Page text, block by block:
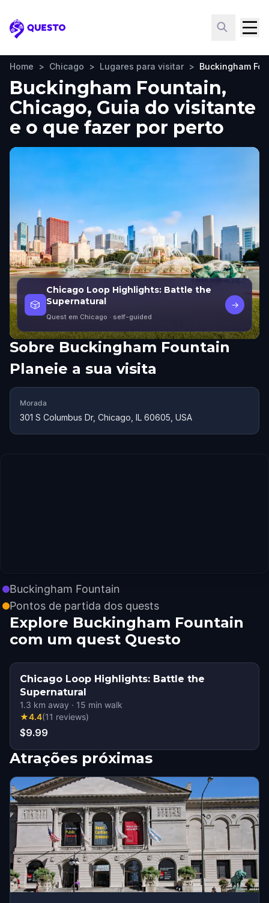
Questo
Home > Chicago > Lugares para visitar > Buckingham
Buckingham Fountain,
Chicago, Guia do visitante
e o que fazer por perto
🎲
Chicago Loop Highlights: Battle the
Supernatural
Quest em Chicago · self-guided
→
Sobre Buckingham Fountain
Planeie a sua visita
Morada
301 S Columbus Dr, Chicago, IL 60605, USA
Buckingham Fountain
Pontos de partida dos quests
Explore Buckingham Fountain
com um quest Questo
Chicago Loop Highlights: Battle the
Supernatural
1.3 km away · 15 min walk
★4.4(11 reviews)
$9.99
Atrações próximas